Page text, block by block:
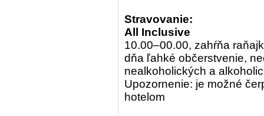
Stravovanie:
All Inclusive
10.00–00.00, zahŕňa
dňa ľahké občerstvenie,
nealkoholických a
Upozornenie: je možné
hotelom